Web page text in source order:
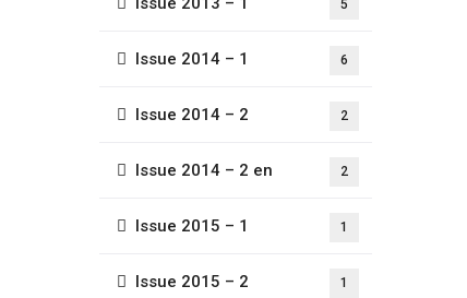
5
Issue 2014 – 1 6
Issue 2014 – 2 2
Issue 2014 – 2 en 2
Issue 2015 – 1 1
Issue 2015 – 2 1